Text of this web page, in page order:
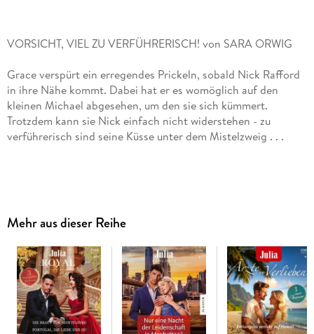
Grace verspürt ein erregendes Prickeln, sobald Nick Rafford
in ihre Nähe kommt. Dabei hat er es womöglich auf den
kleinen Michael abgesehen, um den sie sich kümmert.
Trotzdem kann sie Nick einfach nicht widerstehen - zu
Wie kommt dieser Mann dazu, sie hemmungslos zu küssen?
Empört mustert Marcie den Übeltäter: ziemlich unverschämt,
der Typ - und unverschämt sexy! Noch immer glüht ihr
Gesicht, und ihr Herz klopft wie wild. Natürlich nur, weil sie
so wütend ist . . .
Mehr aus dieser Reihe